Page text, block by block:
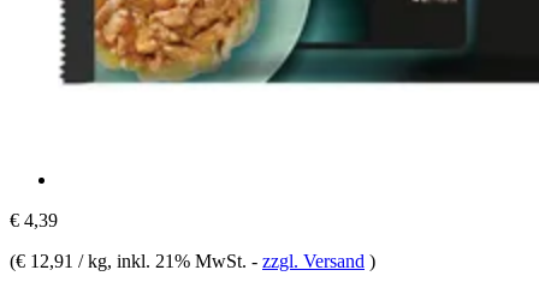
€ 4,39
(€ 12,91 / kg, inkl. 21% MwSt. - zzgl. Versand )